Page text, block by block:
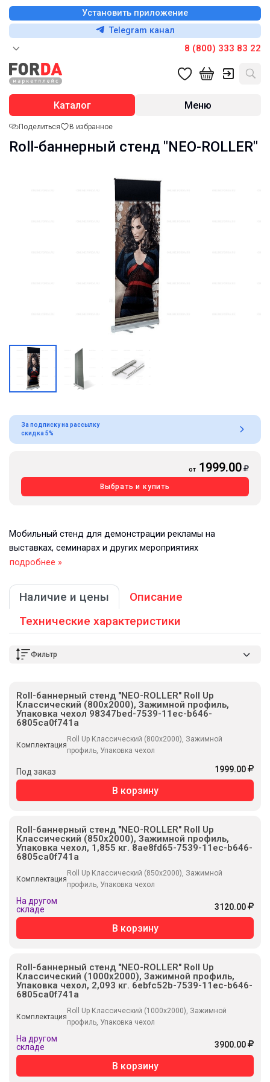
Установить приложение
Telegram канал
8 (800) 333 83 22
Каталог Меню
Поделиться В избранное
Roll-баннерный стенд "NEO-ROLLER"
За подписку на рассылку
скидка 5%
от 1999.00
Выбрать и купить
Мобильный стенд для демонстрации рекламы на
выставках, семинарах и других мероприятиях
подробнее »
Наличие и цены
Описание
Технические характеристики
Фильтр
Roll-баннерный стенд "NEO-ROLLER" Roll Up
Классический (800х2000), Зажимной профиль,
Упаковка чехол 98347bed-7539-11ec-b646-
6805ca0f741a
Комплектация
Roll Up Классический (800х2000), Зажимной
профиль, Упаковка чехол
Под заказ 1999.00
В корзину
Roll-баннерный стенд "NEO-ROLLER" Roll Up
Классический (850х2000), Зажимной профиль,
Упаковка чехол, 1,855 кг. 8ae8fd65-7539-11ec-b646-
6805ca0f741a
Комплектация
Roll Up Классический (850х2000), Зажимной
профиль, Упаковка чехол
На другом
складе
3120.00
В корзину
Roll-баннерный стенд "NEO-ROLLER" Roll Up
Классический (1000х2000), Зажимной профиль,
Упаковка чехол, 2,093 кг. 6ebfc52b-7539-11ec-b646-
6805ca0f741a
Комплектация
Roll Up Классический (1000х2000), Зажимной
профиль, Упаковка чехол
На другом
складе
3900.00
В корзину